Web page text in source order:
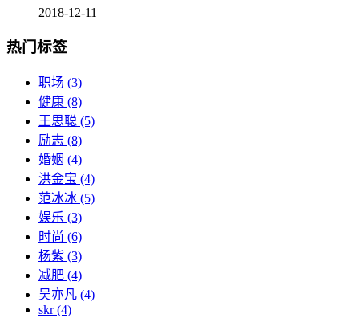
2018-12-11
热门标签
职场 (3)
健康 (8)
王思聪 (5)
励志 (8)
婚姻 (4)
洪金宝 (4)
范冰冰 (5)
娱乐 (3)
时尚 (6)
杨紫 (3)
减肥 (4)
吴亦凡 (4)
skr(4)